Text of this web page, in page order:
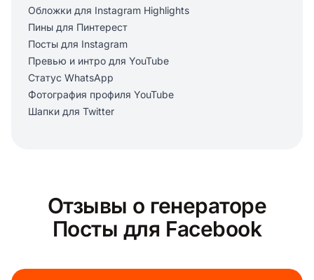
Обложки для Instagram Highlights
Пины для Пинтерест
Посты для Instagram
Превью и интро для YouTube
Статус WhatsApp
Фотография профиля YouTube
Шапки для Twitter
Отзывы о генераторе
Посты для Facebook